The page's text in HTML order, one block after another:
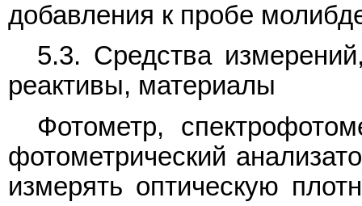
добавления к пробе
5.3. Средства
реактивы, материалы
Фотометр,
фотометрический
измерять оптическую